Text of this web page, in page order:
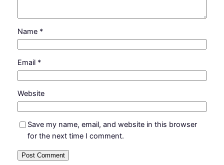
Name *
Email *
Website
Save my name, email, and website in this browser
for the next time I comment.